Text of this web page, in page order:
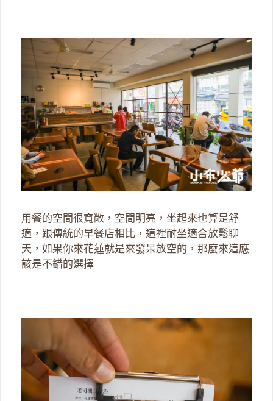
用餐的空間很寬敞，空間明亮，坐起來也算是舒
適，跟傳統的早餐店相比，這裡耐坐適合放鬆聊
天，如果你來花蓮就是來發呆放空的，那麼來這應
該是不錯的選擇